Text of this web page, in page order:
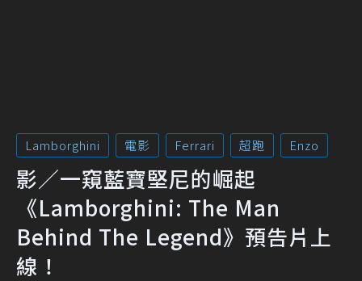
Lamborghini 電影 Ferrari 超跑 Enzo
影／一窺藍寶堅尼的崛起
《Lamborghini: The Man
Behind The Legend》預告片上
線！